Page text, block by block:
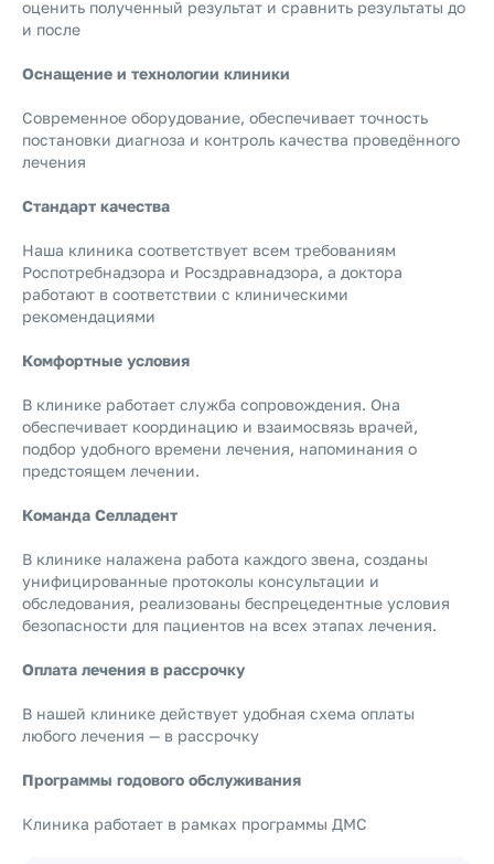
оценить полученный результат и сравнить результаты до
и после
Оснащение и технологии клиники
Современное оборудование, обеспечивает точность
постановки диагноза и контроль качества проведённого
лечения
Стандарт качества
Наша клиника соответствует всем требованиям
Роспотребнадзора и Росздравнадзора, а доктора
работают в соответствии с клиническими
рекомендациями
Комфортные условия
В клинике работает служба сопровождения. Она
обеспечивает координацию и взаимосвязь врачей,
подбор удобного времени лечения, напоминания о
предстоящем лечении.
Команда Селладент
В клинике налажена работа каждого звена, созданы
унифицированные протоколы консультации и
обследования, реализованы беспрецедентные условия
безопасности для пациентов на всех этапах лечения.
Оплата лечения в рассрочку
В нашей клинике действует удобная схема оплаты
любого лечения — в рассрочку
Программы годового обслуживания
Клиника работает в рамках программы ДМС